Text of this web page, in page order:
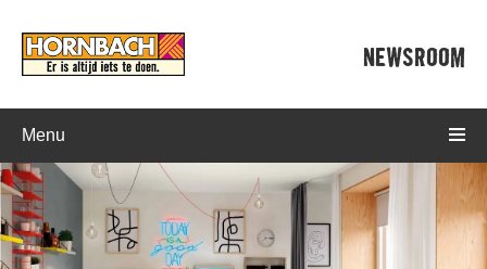
NEWSROOM
Menu